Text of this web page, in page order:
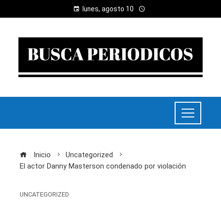
lunes, agosto 10
Inicio
Uncategorized
El actor Danny Masterson condenado por violación
UNCATEGORIZED